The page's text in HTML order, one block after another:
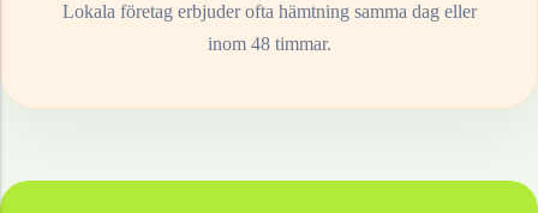
Lokala företag erbjuder ofta hämtning samma dag eller
inom 48 timmar.